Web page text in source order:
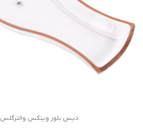
دیس بلور وینکس والترگلس 1400018